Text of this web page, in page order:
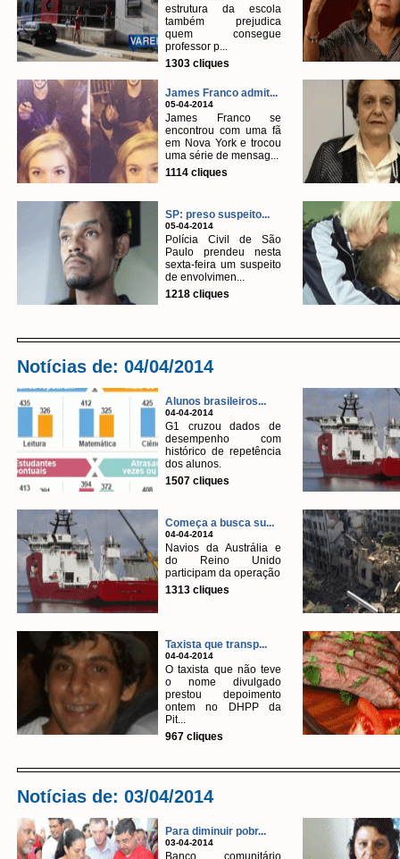
estrutura da escola
também prejudica
quem consegue
professor p...
1303 cliques
James Franco admit...
05-04-2014
James Franco se
encontrou com uma fã
em Nova York e trocou
uma série de mensag...
1114 cliques
SP: preso suspeito...
05-04-2014
Polícia Civil de São
Paulo prendeu nesta
sexta-feira um suspeito
de envolvimen...
1218 cliques
Notícias de: 04/04/2014
Alunos brasileiros...
04-04-2014
G1 cruzou dados de
desempenho com
histórico de repetência
dos alunos.
1507 cliques
Começa a busca su...
04-04-2014
Navios da Austrália e
do Reino Unido
participam da operação
1313 cliques
Taxista que transp...
04-04-2014
O taxista que não teve
o nome divulgado
prestou depoimento
ontem no DHPP da
Pit...
967 cliques
Notícias de: 03/04/2014
Para diminuir pobr...
03-04-2014
Banco comunitário